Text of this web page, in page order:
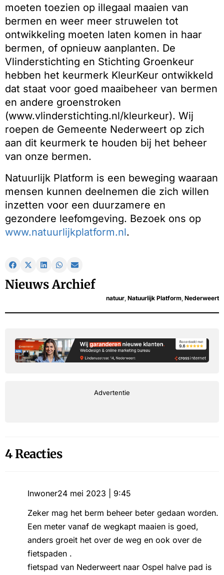
moeten toezien op illegaal maaien van
bermen en weer meer struwelen tot
ontwikkeling moeten laten komen in haar
bermen, of opnieuw aanplanten. De
Vlinderstichting en Stichting Groenkeur
hebben het keurmerk KleurKeur ontwikkeld
dat staat voor goed maaibeheer van bermen
en andere groenstroken
(www.vlinderstichting.nl/kleurkeur). Wij
roepen de Gemeente Nederweert op zich
aan dit keurmerk te houden bij het beheer
van onze bermen.
Natuurlijk Platform is een beweging waaraan
mensen kunnen deelnemen die zich willen
inzetten voor een duurzamere en
gezondere leefomgeving. Bezoek ons op
www.natuurlijkplatform.nl.
Nieuws Archief
natuur, Natuurlijk Platform, Nederweert
Advertentie
4 Reacties
Inwoner24 mei 2023 | 9:45
Zeker mag het berm beheer beter gedaan worden.
Een meter vanaf de wegkapt maaien is goed,
anders groeit het over de weg en ook over de
fietspaden .
fietspad van Nederweert naar Ospel halve pad is